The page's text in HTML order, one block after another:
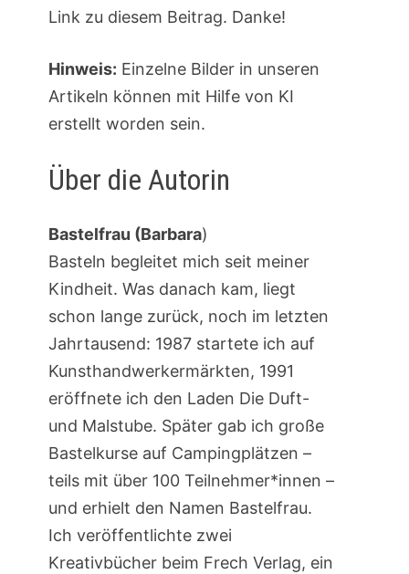
Link zu diesem Beitrag. Danke!
Hinweis: Einzelne Bilder in unseren
Artikeln können mit Hilfe von KI
erstellt worden sein.
Über die Autorin
Bastelfrau (Barbara)
Basteln begleitet mich seit meiner
Kindheit. Was danach kam, liegt
schon lange zurück, noch im letzten
Jahrtausend: 1987 startete ich auf
Kunsthandwerkermärkten, 1991
eröffnete ich den Laden Die Duft-
und Malstube. Später gab ich große
Bastelkurse auf Campingplätzen –
teils mit über 100 Teilnehmer*innen –
und erhielt den Namen Bastelfrau.
Ich veröffentlichte zwei
Kreativbücher beim Frech Verlag, ein